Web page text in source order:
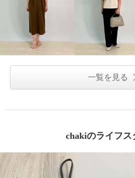
一覧を見る
chakiのライフス